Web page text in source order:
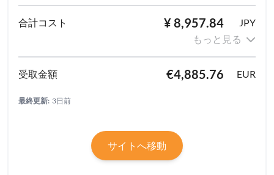
¥ 8,957.84
JPY
もっと見る
€4,885.76 EUR
最終更新: 3日前
サイトへ移動